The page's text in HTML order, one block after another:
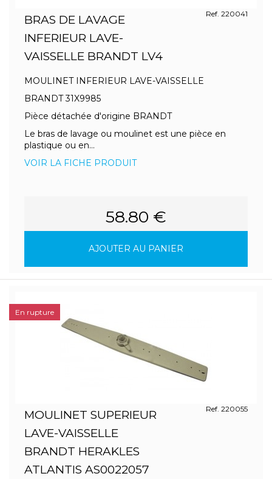
BRAS DE LAVAGE
INFERIEUR LAVE-
VAISSELLE BRANDT LV4
Ref. 220041
MOULINET INFERIEUR LAVE-VAISSELLE
BRANDT 31X9985
Pièce détachée d'origine BRANDT
Le bras de lavage ou moulinet est une pièce en
plastique ou en...
VOIR LA FICHE PRODUIT
58.80 €
AJOUTER AU PANIER
MOULINET SUPERIEUR
LAVE-VAISSELLE
BRANDT HERAKLES
ATLANTIS AS0022057
Ref. 220055
En rupture